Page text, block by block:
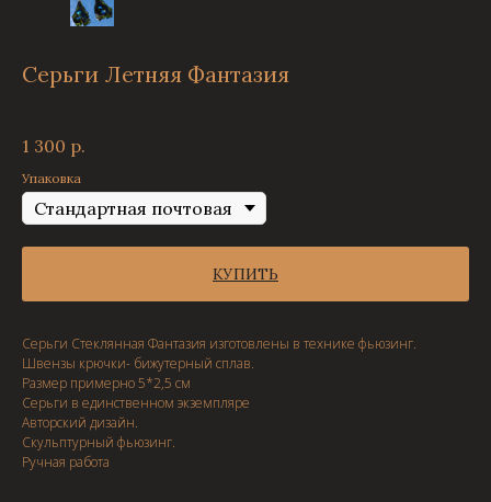
Серьги Летняя Фантазия
1 300 р.
Упаковка
КУПИТЬ
Серьги Стеклянная Фантазия изготовлены в технике фьюзинг.
Швензы крючки- бижутерный сплав.
Размер примерно 5*2,5 см
Серьги в единственном экземпляре
Авторский дизайн.
Скульптурный фьюзинг.
Ручная работа